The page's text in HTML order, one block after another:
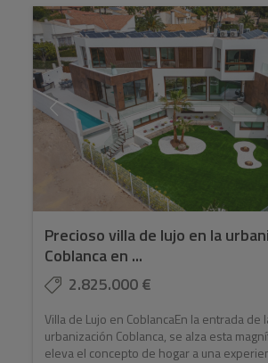
Precioso villa de lujo en la
Coblanca en ...
2.825.000 €
Villa de Lujo en CoblancaEn la entrada de
urbanización Coblanca, se alza esta
eleva el concepto de hogar a una